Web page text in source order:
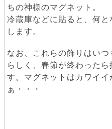
ちの神様のマグネット。
冷蔵庫などに貼ると、何
します。
なお、これらの飾りはい
らしく、春節が終わった
す。マグネットはカワイ
ぁ・・・